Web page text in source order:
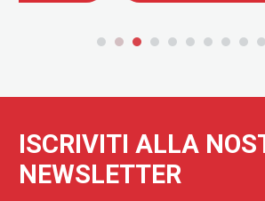
ISCRIVITI ALLA
NEWSLETTER